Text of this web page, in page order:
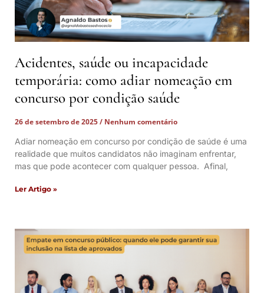
Acidentes, saúde ou incapacidade
temporária: como adiar nomeação em
concurso por condição saúde
26 de setembro de 2025
Nenhum comentário
Adiar nomeação em concurso por condição de saúde é uma
realidade que muitos candidatos não imaginam enfrentar,
mas que pode acontecer com qualquer pessoa. Afinal,
Ler Artigo »